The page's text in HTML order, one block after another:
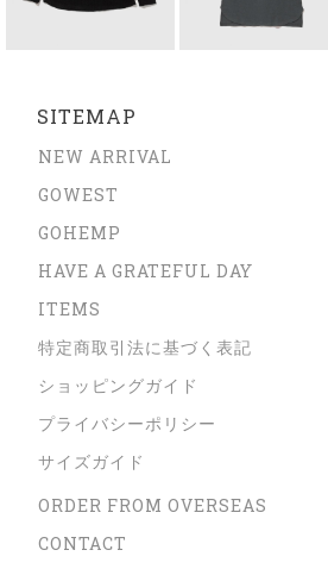
SITEMAP
NEW ARRIVAL
GOWEST
GOHEMP
HAVE A GRATEFUL DAY
ITEMS
特定商取引法に基づく表記
ショッピングガイド
プライバシーポリシー
サイズガイド
ORDER FROM OVERSEAS
CONTACT